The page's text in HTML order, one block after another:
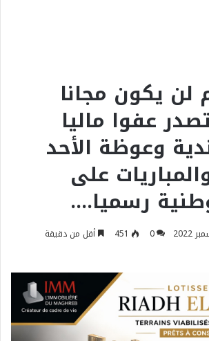
لن يكون مجانا
عفوا ماليا
وعوظة الأحد
على
رسميا….
0
451 أقل من دقيقة